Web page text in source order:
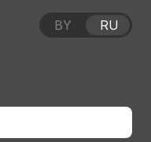
BY RU